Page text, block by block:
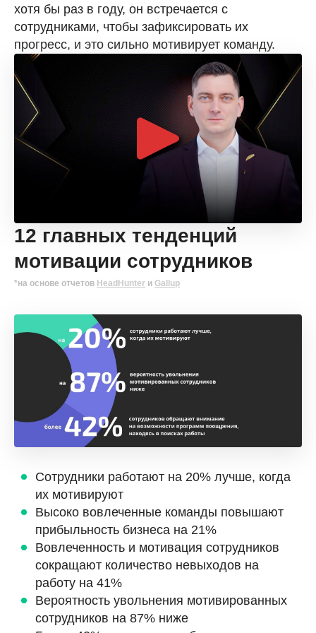
хотя бы раз в году, он встречается с
сотрудниками, чтобы зафиксировать их
прогресс, и это сильно мотивирует команду.
12 главных тенденций
мотивации сотрудников
*на основе отчетов HeadHunter и Gallup
Сотрудники работают на 20% лучше, когда
их мотивируют
Высоко вовлеченные команды повышают
прибыльность бизнеса на 21%
Вовлеченность и мотивация сотрудников
сокращают количество невыходов на
работу на 41%
Вероятность увольнения мотивированных
сотрудников на 87% ниже